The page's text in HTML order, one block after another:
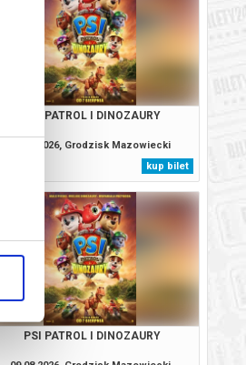
PSI PATROL I DINOZAURY
08.08.2026, Grodzisk Mazowiecki
kup bilet
PSI PATROL I DINOZAURY